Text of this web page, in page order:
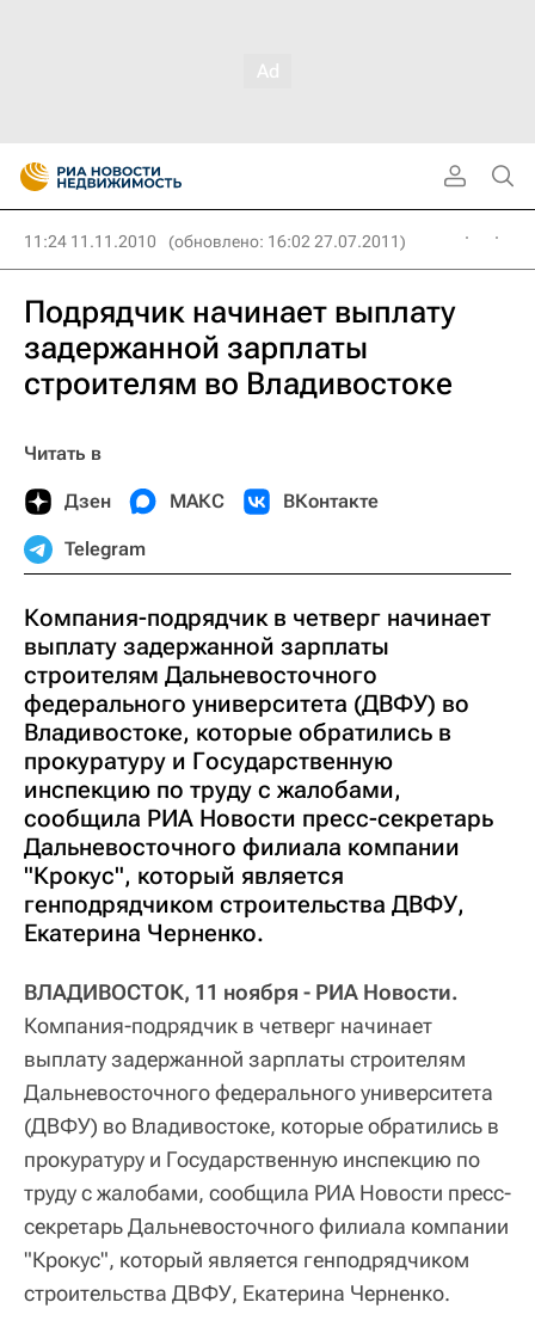
11:24 11.11.2010 (обновлено: 16:02 27.07.2011)
Подрядчик начинает выплату
задержанной зарплаты
строителям во Владивостоке
Читать в
Дзен МАКС ВКонтакте
Telegram
Компания-подрядчик в четверг начинает
выплату задержанной зарплаты
строителям Дальневосточного
федерального университета (ДВФУ) во
Владивостоке, которые обратились в
прокуратуру и Государственную
инспекцию по труду с жалобами,
сообщила РИА Новости пресс-секретарь
Дальневосточного филиала компании
"Крокус", который является
генподрядчиком строительства ДВФУ,
Екатерина Черненко.
ВЛАДИВОСТОК, 11 ноября - РИА Новости.
Компания-подрядчик в четверг начинает
выплату задержанной зарплаты строителям
Дальневосточного федерального университета
(ДВФУ) во Владивостоке, которые обратились в
прокуратуру и Государственную инспекцию по
труду с жалобами, сообщила РИА Новости пресс-
секретарь Дальневосточного филиала компании
"Крокус", который является генподрядчиком
строительства ДВФУ, Екатерина Черненко.